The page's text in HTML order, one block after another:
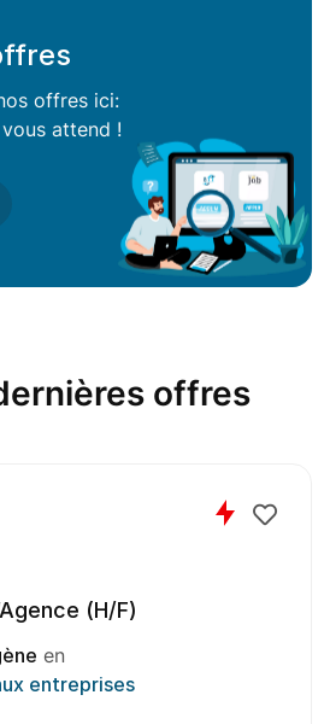
offres ici:
attend !
offres
(H/F)
en
entreprises